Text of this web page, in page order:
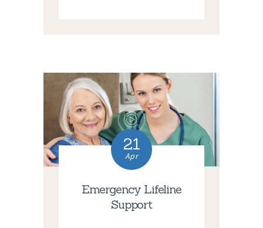
21
Apr
Emergency Lifeline
Support